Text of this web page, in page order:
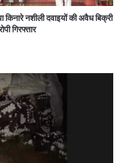
किनारे नशीली दवाइयों की अवैध बिक्री
गिरफ्तार